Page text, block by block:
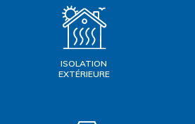
ISOLATION
EXTÉRIEURE